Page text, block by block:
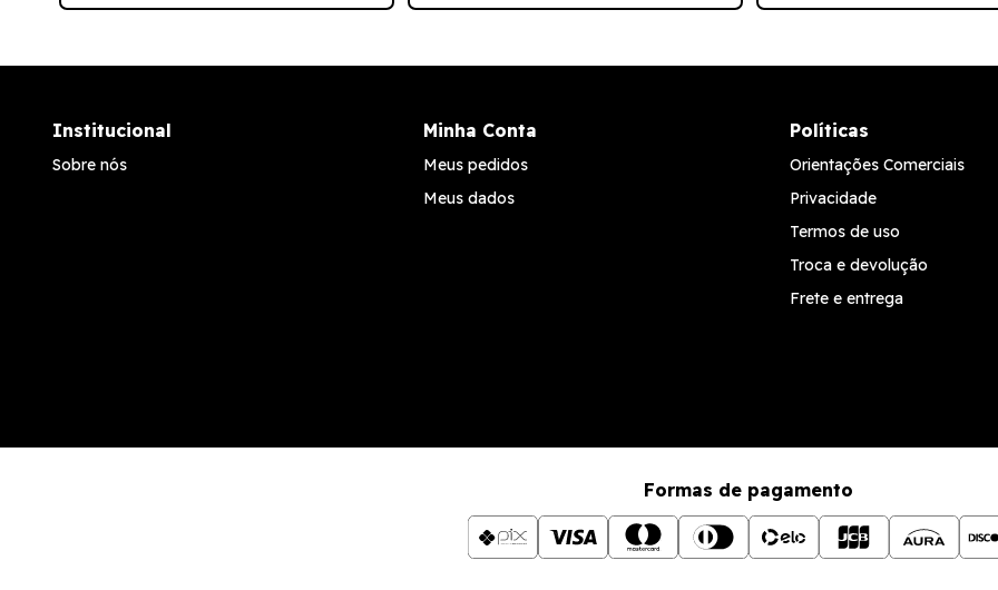
Institucional
Sobre nós
Minha Conta
Meus pedidos
Meus dados
Políticas
Orientações Comerciais
Privacidade
Termos de uso
Troca e devolução
Frete e entrega
Formas de pagamento